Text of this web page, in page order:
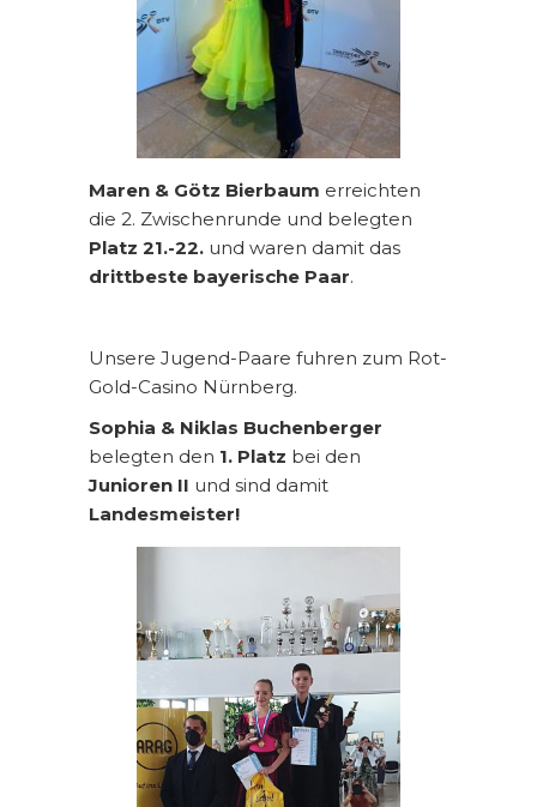
Maren & Götz Bierbaum erreichten
die 2. Zwischenrunde und belegten
Platz 21.-22. und waren damit das
drittbeste bayerische Paar.
Unsere Jugend-Paare fuhren zum Rot-
Gold-Casino Nürnberg.
Sophia & Niklas Buchenberger
belegten den 1. Platz bei den
Junioren II und sind damit
Landesmeister!